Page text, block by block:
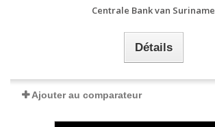
Centrale Bank van Suriname
Détails
Ajouter au comparateur